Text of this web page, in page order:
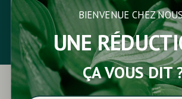
À vous votre nouveau jardin ! Donnezvie
extérieur. Créez un nouvel
BIENVENUE CHEZ
UNE
ÇA VOUS DIT